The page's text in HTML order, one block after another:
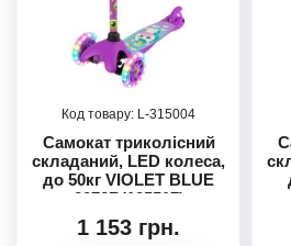
315004
Самокат триколісний
складаний, LED колеса,
до 50кг VIOLET BLUE
0073R(125517)
1 153 грн.